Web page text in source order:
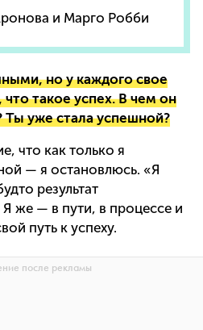
и Марго Робби
но у каждого свое
такое успех. В чем он
Ты уже стала успешной?
что как только я
— я остановлюсь. «Я
результат
Я же — в пути, в процессе и
путь к успеху.